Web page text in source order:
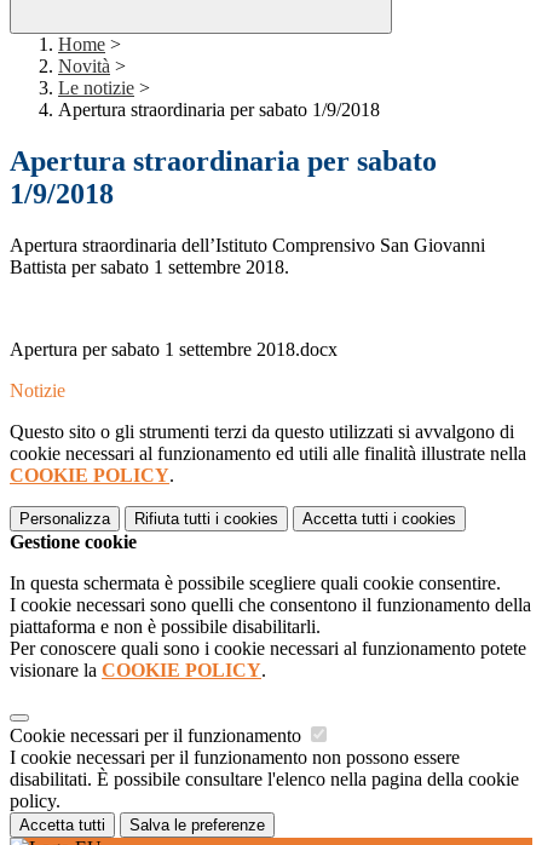
Home >
Novità >
Le notizie >
Apertura straordinaria per sabato 1/9/2018
Apertura straordinaria per sabato
1/9/2018
Apertura straordinaria dell’Istituto Comprensivo San Giovanni
Battista per sabato 1 settembre 2018.
Apertura per sabato 1 settembre 2018.docx
Notizie
Questo sito o gli strumenti terzi da questo utilizzati si avvalgono di
cookie necessari al funzionamento ed utili alle finalità illustrate nella
COOKIE POLICY.
Personalizza Rifiuta tutti i cookies Accetta tutti i cookies
Gestione cookie
In questa schermata è possibile scegliere quali cookie consentire.
I cookie necessari sono quelli che consentono il funzionamento della
piattaforma e non è possibile disabilitarli.
Per conoscere quali sono i cookie necessari al funzionamento potete
visionare la COOKIE POLICY.
Cookie necessari per il funzionamento
I cookie necessari per il funzionamento non possono essere
disabilitati. È possibile consultare l'elenco nella pagina della cookie
policy.
Accetta tutti Salva le preferenze